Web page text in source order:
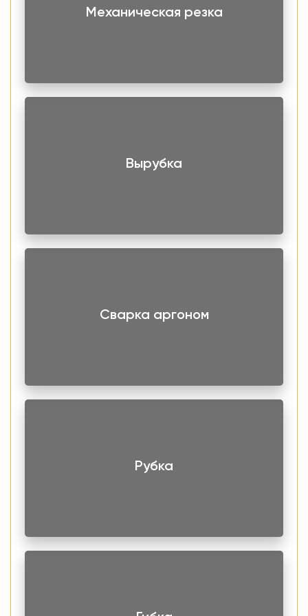
Высокая прочность.
без потери его свойств, возводимые сооружения могут
носить временный или постоянный характер.
оград, перил и других элементов декора. За счет
Механическая резка
Вырубка
Сварка аргоном
Рубка